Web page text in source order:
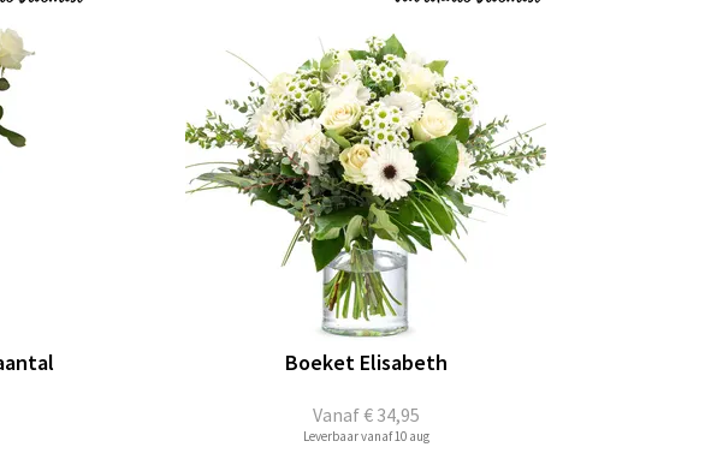
Vanaf€ 34,95
Boeket Elisabeth
Leverbaar vanaf 10 aug